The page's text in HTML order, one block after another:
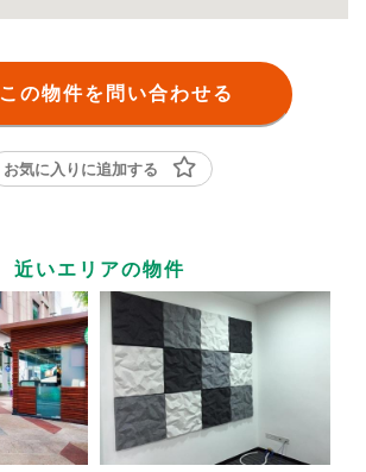
この物件を問い合わせる
お気に入りに追加する
近いエリアの物件